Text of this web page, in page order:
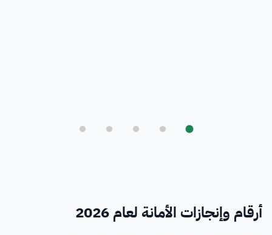
أرقام وإنجازات الأمانة لعام 2026